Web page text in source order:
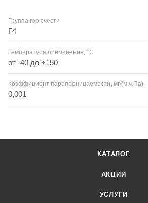
Группа горючести
Г4
Температура применения, °C
от -40 до +150
Коэффициент паропроницаемости, мг/(м.ч.Па)
0,001
КАТАЛОГ
АКЦИИ
УСЛУГИ